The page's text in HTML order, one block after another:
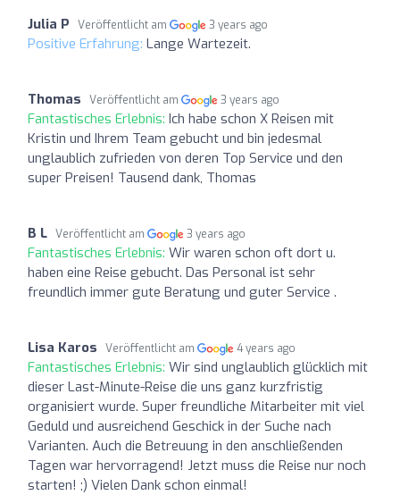
Julia P Veröffentlicht am 3 years ago
Positive Erfahrung: Lange Wartezeit.
Thomas Veröffentlicht am 3 years ago
Fantastisches Erlebnis: Ich habe schon X Reisen mit
Kristin und Ihrem Team gebucht und bin jedesmal
unglaublich zufrieden von deren Top Service und den
super Preisen! Tausend dank, Thomas
B L Veröffentlicht am 3 years ago
Fantastisches Erlebnis: Wir waren schon oft dort u.
haben eine Reise gebucht. Das Personal ist sehr
freundlich immer gute Beratung und guter Service .
Lisa Karos Veröffentlicht am 4 years ago
Fantastisches Erlebnis: Wir sind unglaublich glücklich mit
dieser Last-Minute-Reise die uns ganz kurzfristig
organisiert wurde. Super freundliche Mitarbeiter mit viel
Geduld und ausreichend Geschick in der Suche nach
Varianten. Auch die Betreuung in den anschließenden
Tagen war hervorragend! Jetzt muss die Reise nur noch
starten! ;) Vielen Dank schon einmal!